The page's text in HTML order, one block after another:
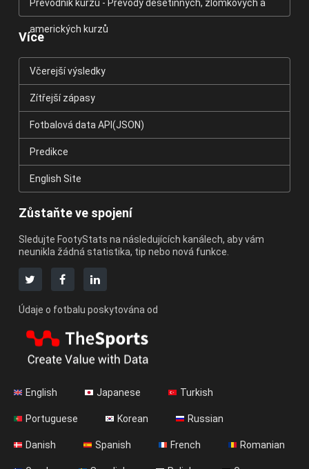
Převodník kurzů - Převody desetinných, zlomkových a
amerických kurzů
Více
Včerejší výsledky
Zítřejší zápasy
Fotbalová data API(JSON)
Predikce
English Site
Zůstaňte ve spojení
Sledujte FootyStats na následujících kanálech, aby vám
neunikla žádná statistika, tip nebo nová funkce.
Údaje o fotbalu poskytována od
English Japanese Turkish
Portuguese Korean Russian
Danish Spanish French Romanian